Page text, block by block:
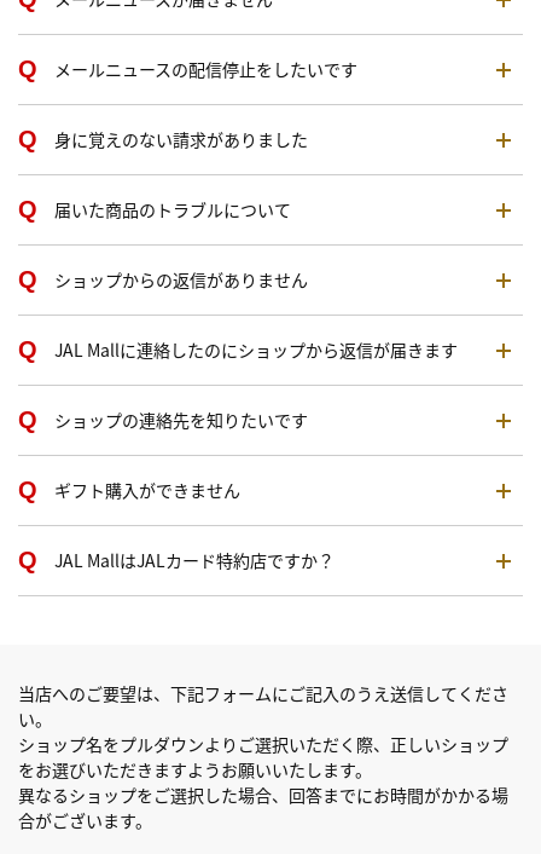
メールニュースの配信停止をしたいです
身に覚えのない請求がありました
届いた商品のトラブルについて
ショップからの返信がありません
JAL Mallに連絡したのにショップから返信が届きます
ショップの連絡先を知りたいです
ギフト購入ができません
JAL MallはJALカード特約店ですか？
当店へのご要望は、下記フォームにご記入のうえ送信してくださ
い。
ショップ名をプルダウンよりご選択いただく際、正しいショップ
をお選びいただきますようお願いいたします。
異なるショップをご選択した場合、回答までにお時間がかかる場
合がございます。